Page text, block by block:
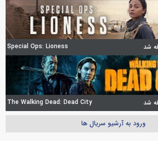
Special Ops: Lioness
The Walking Dead: Dead City
ورود به آرشیو سریال ها